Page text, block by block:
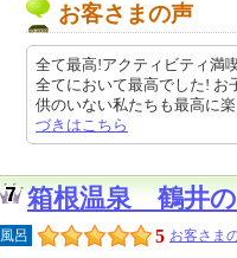
お客さまの声
全て最高!アクティビティ満
全てにおいて最高でした! お
供のいない私たちも最高に
づきはこちら
箱根温泉 鶴井
風呂 5 お客さま